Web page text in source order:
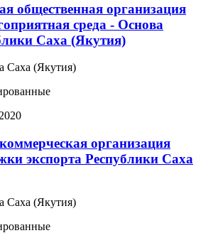
общественная организация
среда - Основа
Саха (Якутия)
Саха (Якутия)
организация
экспорта Республики Саха
Саха (Якутия)